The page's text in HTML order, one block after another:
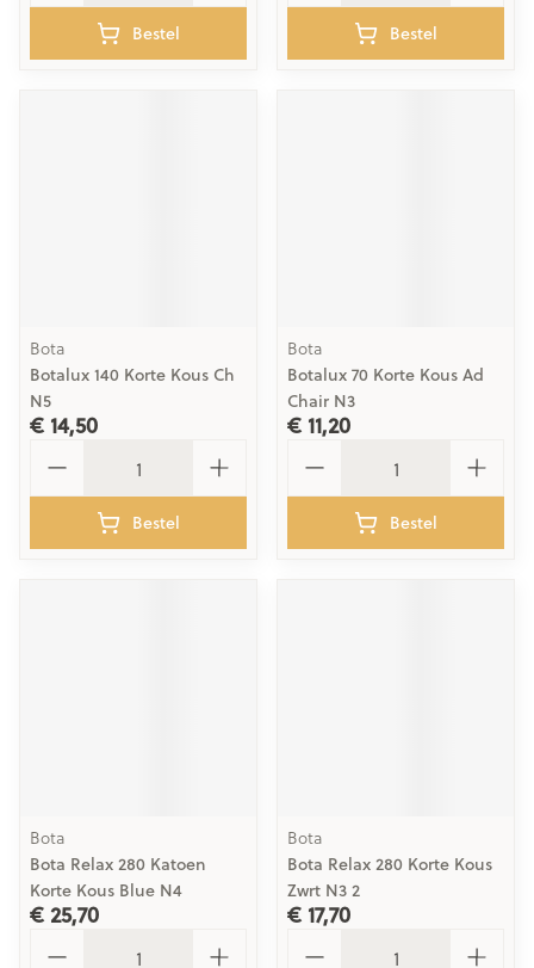
Bestel Bestel
Bota
Botalux 140 Korte Kous Ch
N5
€ 14,50
Bestel
Bota
Botalux 70 Korte Kous Ad
Chair N3
€ 11,20
Bestel
Bota
Bota Relax 280 Katoen
Korte Kous Blue N4
€ 25,70
Bota
Bota Relax 280 Korte Kous
Zwrt N3 2
€ 17,70